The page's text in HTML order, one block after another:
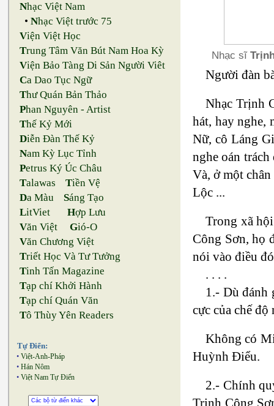
Nhạc Việt Nam
•Nhạc Việt trước 75
Viện Việt Học
Trung Tâm Văn Bút Nam Hoa Kỳ
Viện Bảo Tàng Di Sản Người Viêt
Ca Dao Tục Ngữ
Thư Quán Bản Thảo
Phan Nguyên - Artist
Thế Kỷ Mới
Diễn Đàn Thế Kỷ
Nam Kỳ Lục Tỉnh
Petrus Ký Úc Châu
Talawas Tiền Vệ
Da Màu Sáng Tạo
LitViet Hợp Lưu
Văn Việt Gió-O
Văn Chương Việt
Triết Học Và Tư Tưởng
Tinh Tấn Magazine
Tạp chí Khởi Hành
Tạp chí Quán Văn
Tô Thùy Yên Readers
Tự Điển:
• Việt-Anh-Pháp
• Hán Nôm
• Việt Nam Tự Điển
Nhạc sĩ
Người đàn
Nhạc Trịnh
hát, hay nghe,
Nữ, cô Láng
nghe oán
Và, ở một
Lộc ...
Trong xã
Công Sơn, họ
nói vào điều
. . . .
1.- Dù đánh
cực của chế độ
Không có
Huỳnh Ðiểu.
2.- Chính
Trịnh Công